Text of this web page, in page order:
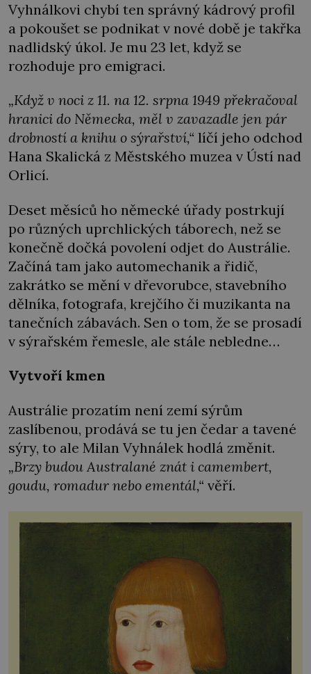
Vyhnálkovi chybí ten správný kádrový profil
a pokoušet se podnikat v nové době je takřka
nadlidský úkol. Je mu 23 let, když se
rozhoduje pro emigraci.
„Když v noci z 11. na 12. srpna 1949 překračoval
hranici do Německa, měl v zavazadle jen pár
drobností a knihu o sýrařství,“ líčí jeho odchod
Hana Skalická z Městského muzea v Ústí nad
Orlicí.
Deset měsíců ho německé úřady postrkují
po různých uprchlických táborech, než se
konečně dočká povolení odjet do Austrálie.
Začíná tam jako automechanik a řidič,
zakrátko se mění v dřevorubce, stavebního
dělníka, fotografa, krejčího či muzikanta na
tanečních zábavách. Sen o tom, že se prosadí
v sýrařském řemesle, ale stále nebledne…
Vytvoří kmen
Austrálie prozatím není zemí sýrům
zaslíbenou, prodává se tu jen čedar a tavené
sýry, to ale Milan Vyhnálek hodlá změnit.
„Brzy budou Australané znát i camembert,
goudu, romadur nebo ementál,“ věří.